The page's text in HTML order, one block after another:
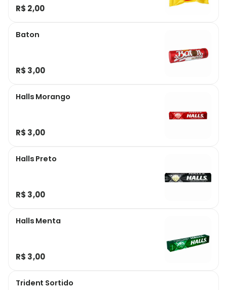
R$ 2,00
Baton
R$ 3,00
Halls Morango
R$ 3,00
Halls Preto
R$ 3,00
Halls Menta
R$ 3,00
Trident Sortido